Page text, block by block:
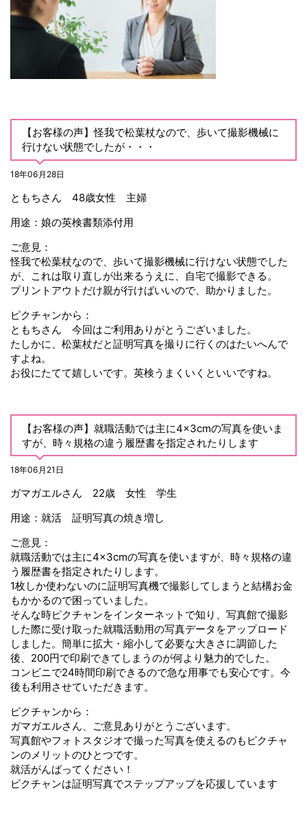
【お客様の声】怪我で松葉杖なので、歩いて撮影機械に
行けない状態でしたが・・・
18年06月28日
ともちさん 48歳女性 主婦
用途：娘の英検書類添付用
ご意見：
怪我で松葉杖なので、歩いて撮影機械に行けない状態でした
が、これは取り直しが出来るうえに、自宅で撮影できる。
プリントアウトだけ親が行けばいいので、助かりました。
ピクチャンから：
ともちさん 今回はご利用ありがとうございました。
たしかに、松葉杖だと証明写真を撮りに行くのはたいへんで
すよね。
お役にたてて嬉しいです。英検うまくいくといいですね。
【お客様の声】就職活動では主に4×3cmの写真を使いま
すが、時々規格の違う履歴書を指定されたりします
18年06月21日
ガマガエルさん 22歳 女性 学生
用途：就活 証明写真の焼き増し
ご意見：
就職活動では主に4×3cmの写真を使いますが、時々規格の違
う履歴書を指定されたりします。
1枚しか使わないのに証明写真機で撮影してしまうと結構お金
もかかるので困っていました。
そんな時ピクチャンをインターネットで知り、写真館で撮影
した際に受け取った就職活動用の写真データをアップロード
しました。簡単に拡大・縮小して必要な大きさに調節した
後、200円で印刷できてしまうのが何より魅力的でした。
コンビニで24時間印刷できるので急な用事でも安心です。今
後も利用させていただきます。
ピクチャンから：
ガマガエルさん、ご意見ありがとうございます。
写真館やフォトスタジオで撮った写真を使えるのもピクチャ
ンのメリットのひとつです。
就活がんばってください！
ピクチャンは証明写真でステップアップを応援しています